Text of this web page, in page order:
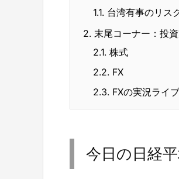
1.1. 台湾有事のリス
2. 末尾コーナー：投
2.1. 株式
2.2. FX
2.3. FXの実況ライ
今日の日経